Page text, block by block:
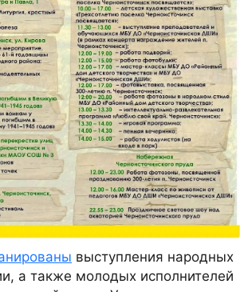
выступления народных
а также молодых исполнителей